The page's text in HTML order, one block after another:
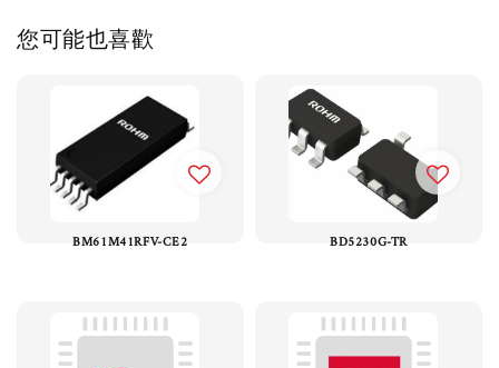
您可能也喜歡
BM61M41RFV-CE2 BD5230G-TR